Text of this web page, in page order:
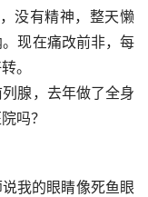
没有精神，整天懒
现在痛改前非，每
。
腺，去年做了全身
吗？
我的眼睛像死鱼眼